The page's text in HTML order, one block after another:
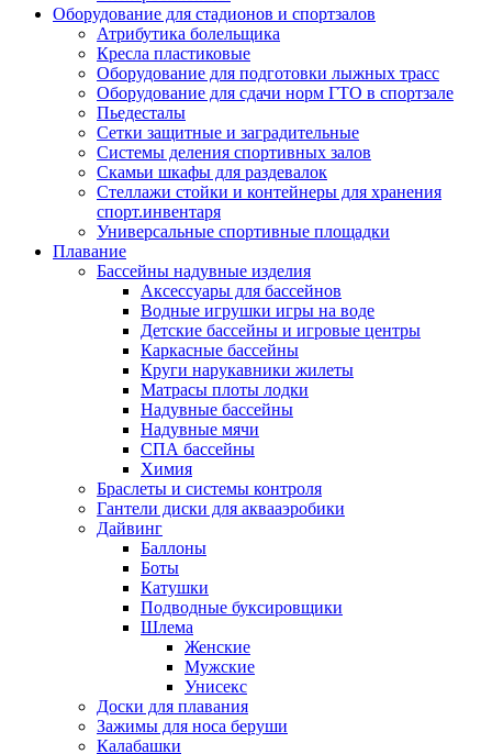
Оборудование для стадионов и спортзалов
Атрибутика болельщика
Кресла пластиковые
Оборудование для подготовки лыжных трасс
Оборудование для сдачи норм ГТО в спортзале
Пьедесталы
Сетки защитные и заградительные
Системы деления спортивных залов
Скамьи шкафы для раздевалок
Стеллажи стойки и контейнеры для хранения
спорт.инвентаря
Универсальные спортивные площадки
Плавание
Бассейны надувные изделия
Аксессуары для бассейнов
Водные игрушки игры на воде
Детские бассейны и игровые центры
Каркасные бассейны
Круги нарукавники жилеты
Матрасы плоты лодки
Надувные бассейны
Надувные мячи
СПА бассейны
Химия
Браслеты и системы контроля
Гантели диски для аквааэробики
Дайвинг
Баллоны
Боты
Катушки
Подводные буксировщики
Шлема
Женские
Мужские
Унисекс
Доски для плавания
Зажимы для носа беруши
Калабашки